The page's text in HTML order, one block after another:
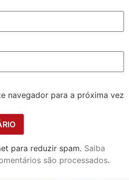
navegador para a próxima vez
para reduzir spam. Saiba
são processados.